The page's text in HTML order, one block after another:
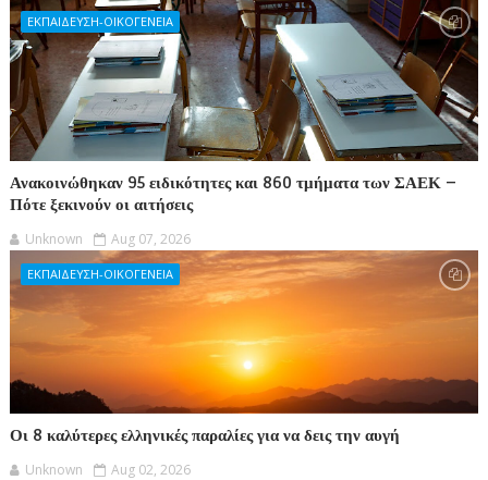
ΕΚΠΑΙΔΕΥΣΗ-ΟΙΚΟΓΕΝΕΙΑ
Ανακοινώθηκαν 95 ειδικότητες και 860 τμήματα των ΣΑΕΚ –
Πότε ξεκινούν οι αιτήσεις
Unknown Aug 07, 2026
ΕΚΠΑΙΔΕΥΣΗ-ΟΙΚΟΓΕΝΕΙΑ
Οι 8 καλύτερες ελληνικές παραλίες για να δεις την αυγή
Unknown Aug 02, 2026